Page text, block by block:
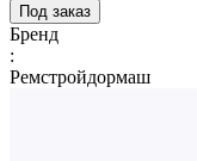
Под заказ
Бренд
:
Ремстройдормаш